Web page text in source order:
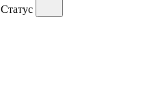
Статус